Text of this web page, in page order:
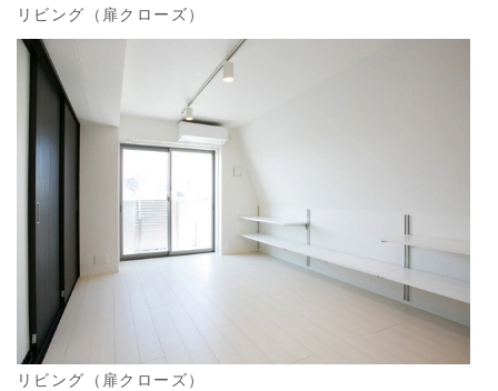
リビング（扉クローズ）
リビング（扉クローズ）